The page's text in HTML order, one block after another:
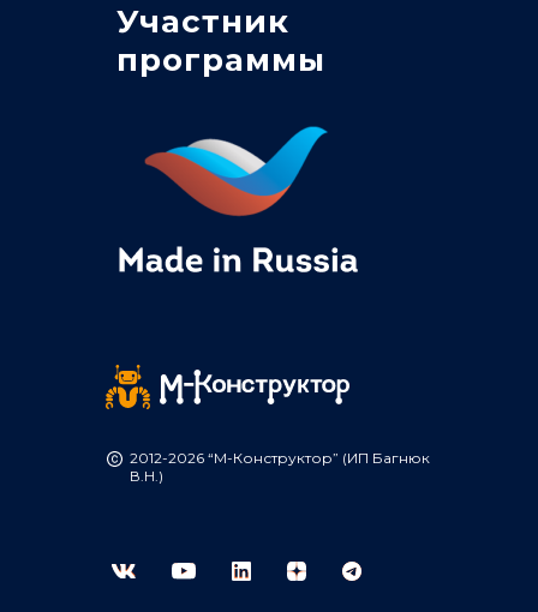
Участник
программы
2012-2026 “М-Конструктор” (ИП Багнюк
В.Н.)